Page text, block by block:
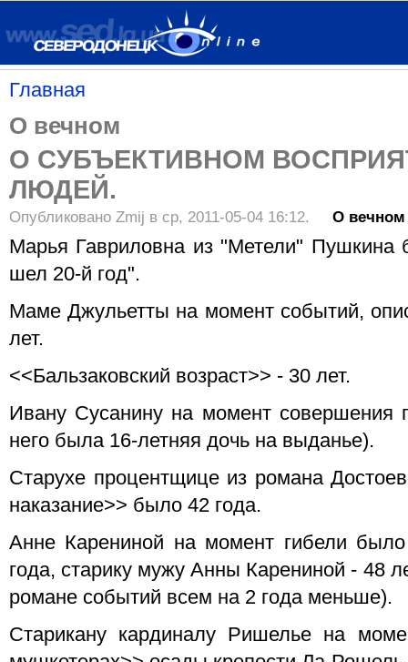
Главная
О вечном
О СУБЪЕКТИВНОМ
ЛЮДЕЙ.
Опубликовано Zmij в ср, 2011-05-04 16:12. О вечном
Марья Гавриловна из "Метели"
шел 20-й год".
Маме Джульетты на момент событий,
лет.
<<Бальзаковский возраст>> - 30 лет.
Ивану Сусанину на момент совершения
него была 16-летняя дочь на выданье).
Старухе процентщице из романа
наказание>> было 42 года.
Анне Карениной на момент гибели
года, старику мужу Анны Карениной - 48
романе событий всем на 2 года меньше).
Старикану кардиналу Ришелье на